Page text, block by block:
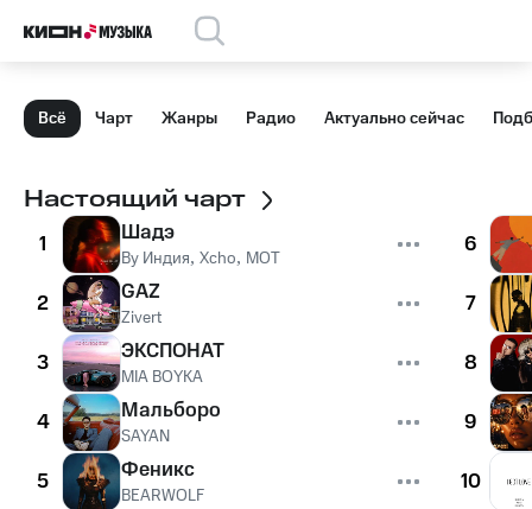
Всё Чарт Жанры Радио Актуально сейчас
Настоящий чарт
1 Шадэ
By Индия, Xcho, MOT
2 GAZ
Zivert
3 ЭКСПОНАТ
MIA BOYKA
4 Мальборо
SAYAN
5 Феникс
BEARWOLF
6
7
8
9
10